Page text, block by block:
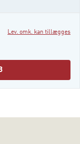
Lev. omk. kan tillægges